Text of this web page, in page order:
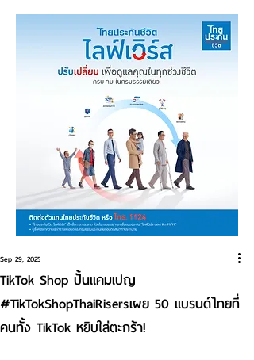
TikTok Shop ปั้นแคมเปญ
#TikTokShopThaiRisersเผย 50 แบรนด์ไทยที่
คนทั้ง TikTok หยิบใส่ตะกร้า!
Sep 29, 2025